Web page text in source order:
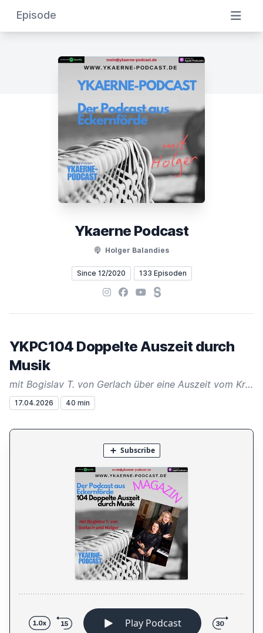
Episode
Ykaerne Podcast
Holger Balandies
Since 12/2020 133 Episoden
Instagram
Facebook
YouTubeSteady
YKPC104 Doppelte Auszeit durch
Musik
mit Bogislav T. von Gerlach über eine Auszeit vom Krieg
17.04.2026 40 min